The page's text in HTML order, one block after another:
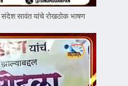
संदेश सावंत यांचे रोखठोक भाषण